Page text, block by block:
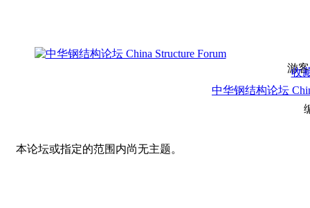
游
收
中华钢结构论坛
本论坛或指定的范围内尚无主题。